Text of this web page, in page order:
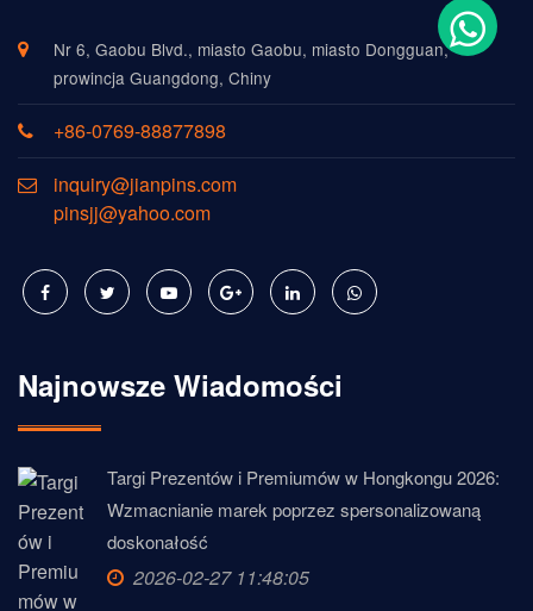
Nr 6, Gaobu Blvd., miasto Gaobu, miasto Dongguan,
prowincja Guangdong, Chiny
+86-0769-88877898
inquiry@jianpins.com
pinsjj@yahoo.com
Najnowsze Wiadomości
Targi Prezentów i Premiumów w Hongkongu 2026:
Wzmacnianie marek poprzez spersonalizowaną
doskonałość
2026-02-27 11:48:05